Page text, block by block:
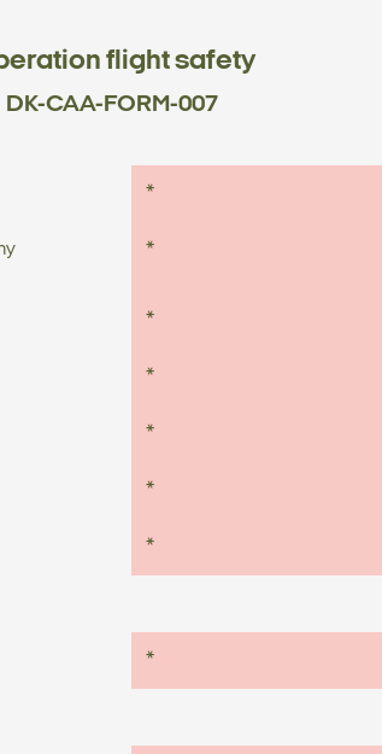
flight safety
DK-CAA-FORM-007
*
*
*
*
*
*
*
*